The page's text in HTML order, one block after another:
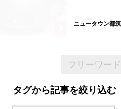
ニュータウン都筑店
タグから記事を絞り込む